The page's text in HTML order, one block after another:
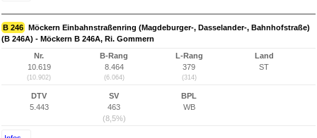
B 246 Möckern Einbahnstraßenring (Magdeburger-, Dasselander-, Bahnhofstraße)
(B 246A) - Möckern B 246A, Ri. Gommern
Nr.
10.619
(10.902)
B-Rang
8.464
(6.064)
L-Rang
379
(314)
Land
ST
DTV
5.443
SV
463
(8,5%)
BPL
WB